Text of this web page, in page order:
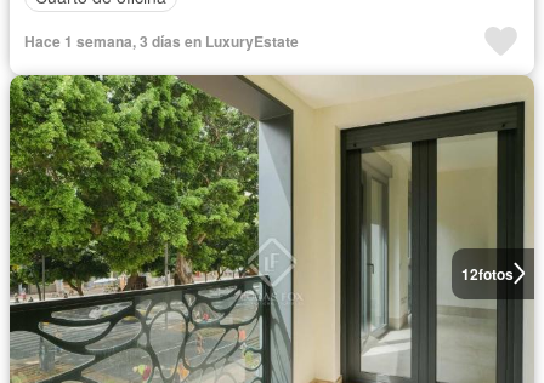
Hace 1 semana, 3 días en LuxuryEstate
12fotos